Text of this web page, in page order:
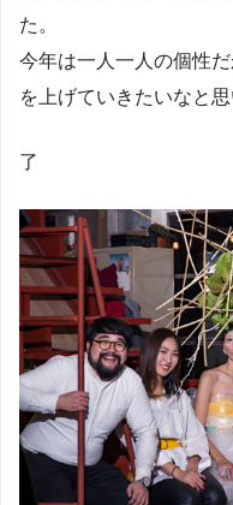
た。
今年は一人一人の個性
を上げていきたいなと思
了